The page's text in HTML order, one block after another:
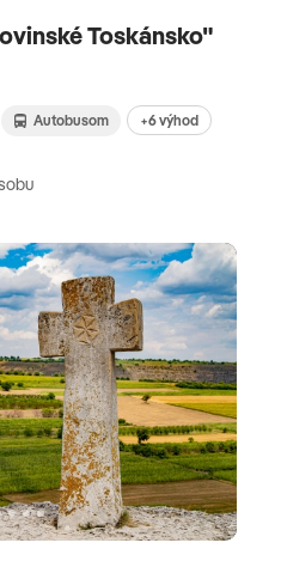
Toskánsko"
Autobusom +6 výhod